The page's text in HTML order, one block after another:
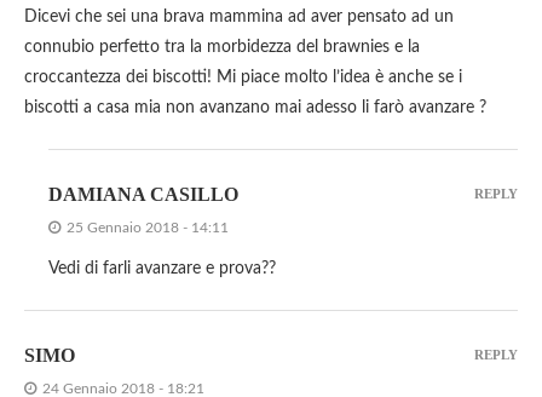
Dicevi che sei una brava mammina ad aver pensato ad un
connubio perfetto tra la morbidezza del brawnies e la
croccantezza dei biscotti! Mi piace molto l’idea è anche se i
biscotti a casa mia non avanzano mai adesso li farò avanzare ?
DAMIANA CASILLO
25 Gennaio 2018 - 14:11
Vedi di farli avanzare e prova??
REPLY
SIMO
24 Gennaio 2018 - 18:21
REPLY